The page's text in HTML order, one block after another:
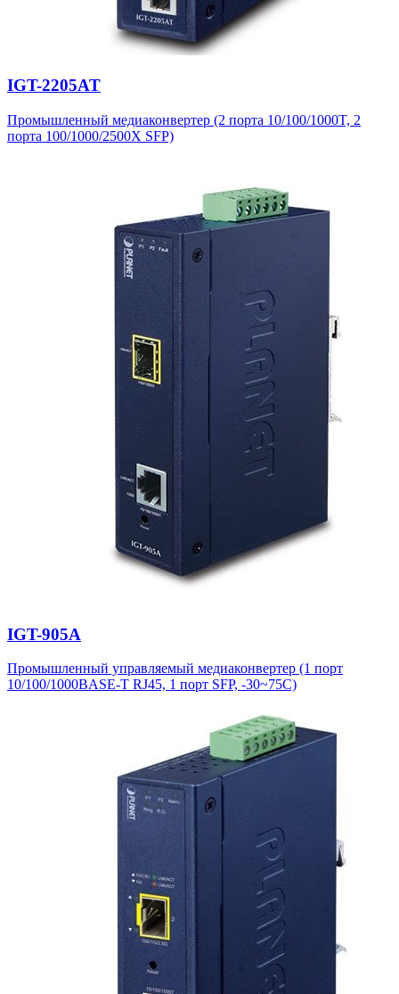
IGT-2205AT
Промышленный медиаконвертер (2 порта 10/100/1000T, 2
порта 100/1000/2500X SFP)
IGT-905A
Промышленный управляемый медиаконвертер (1 порт
10/100/1000BASE-T RJ45, 1 порт SFP, -30~75C)